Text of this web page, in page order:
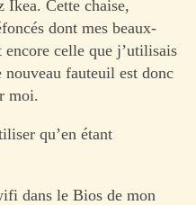
Ikea. Cette chaise,
dont mes beaux-
celle que j’utilisais
fauteuil est donc
moi.
qu’en étant
dans le Bios de mon